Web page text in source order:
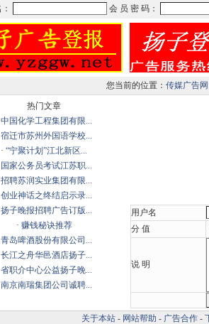
您当前的位置： 传媒广告网
热门文章
中国化学工程集团有限...
宿迁市苏州外国语学校...
· “宁聚计划”江北新区...
国家公务员考试江苏职...
招聘苏润实业集团有限...
创业神话之终结启示录...
扬子晚报招聘广告订版...
· 赚钱秘诀推荐
青岛啤酒股份有限公司...
长江之舟华邑酒店扬子...
省职介中心公益扬子晚...
南京南瑞集团公司诚聘...
用户名
分 值
说 明
关于本站 - 网站帮助 - 广告合作 -